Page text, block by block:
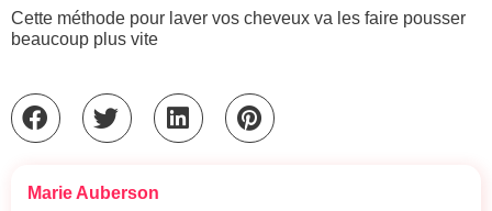
Cette méthode pour laver vos cheveux va les faire pousser
beaucoup plus vite
Marie Auberson